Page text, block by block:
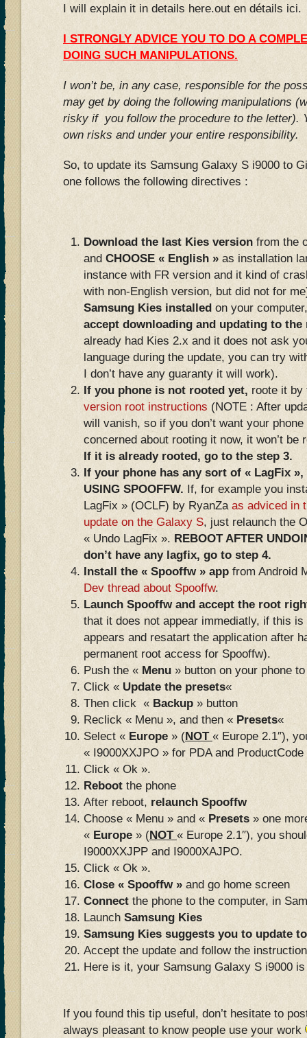
I will explain it in details here.out en détails ici.
I STRONGLY ADVICE YOU TO DO A
DOING SUCH MANIPULATIONS.
I won’t be, in any case, responsible for the
may get by doing the following manipulations
risky if you follow the procedure to the letter).
own risks and under your entire responsibility.
So, to update its Samsung Galaxy S i9000 to
one follows the following directives :
Download the last Kies version from the
and CHOOSE « English » as installation
instance with FR version and it kind of
with non-English version, but did not for
Samsung Kies installed on your
accept downloading and updating to the
already had Kies 2.x and it does not ask
language during the update, you can try
I don’t have any guaranty it will work).
If you phone is not rooted yet, roote it
version root instructions (NOTE : After
will vanish, so if you don’t want your phone
concerned about rooting it now, it won’t be
If it is already rooted, go to the step 3.
If your phone has any sort of « LagFix »,
USING SPOOFFW. If, for example you
LagFix » (OCLF) by RyanZa as adviced in
update on the Galaxy S, just relaunch the
« Undo LagFix ». REBOOT AFTER
don’t have any lagfix, go to step 4.
Install the « Spooffw » app from Android
Dev thread about Spooffw.
Launch Spooffw and accept the root
that it does not appear immediatly, if this
appears and resatart the application after
permanent root access for Spooffw).
Push the « Menu » button on your phone
Click « Update the presets«
Then click « Backup » button
Reclick « Menu », and then « Presets«
Select « Europe » (NOT « Europe 2.1″),
« I9000XXJPO » for PDA and
Click « Ok ».
Reboot the phone
After reboot, relaunch Spooffw
Choose « Menu » and « Presets » one
« Europe » (NOT « Europe 2.1″), you
I9000XXJPP and I9000XAJPO.
Click « Ok ».
Close « Spooffw » and go home screen
Connect the phone to the computer, in
Launch Samsung Kies
Samsung Kies suggests you to update
Accept the update and follow the
Here is it, your Samsung Galaxy S i9000
If you found this tip useful, don’t hesitate to
always pleasant to know people use your work